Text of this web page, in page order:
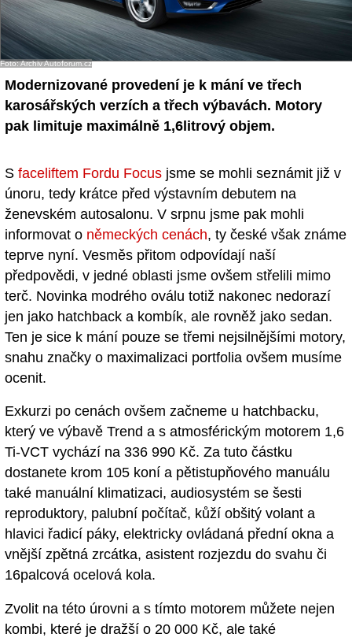
- Ostatní
Diskuzní fórum
Sledujte nás!
Foto: Archiv Autoforum.cz
Modernizované provedení je k mání ve třech
karosářských verzích a třech výbavách. Motory
pak limituje maximálně 1,6litrový objem.
S faceliftem Fordu Focus jsme se mohli seznámit již v
únoru, tedy krátce před výstavním debutem na
ženevském autosalonu. V srpnu jsme pak mohli
informovat o německých cenách, ty české však známe
teprve nyní. Vesměs přitom odpovídají naší
předpovědi, v jedné oblasti jsme ovšem střelili mimo
terč. Novinka modrého oválu totiž nakonec nedorazí
jen jako hatchback a kombík, ale rovněž jako sedan.
Ten je sice k mání pouze se třemi nejsilnějšími motory,
snahu značky o maximalizaci portfolia ovšem musíme
ocenit.
Exkurzi po cenách ovšem začneme u hatchbacku,
který ve výbavě Trend a s atmosférickým motorem 1,6
Ti-VCT vychází na 336 990 Kč. Za tuto částku
dostanete krom 105 koní a pětistupňového manuálu
také manuální klimatizaci, audiosystém se šesti
reproduktory, palubní počítač, kůží obšitý volant a
hlavici řadicí páky, elektricky ovládaná přední okna a
vnější zpětná zrcátka, asistent rozjezdu do svahu či
16palcová ocelová kola.
Zvolit na této úrovni a s tímto motorem můžete nejen
kombi, které je dražší o 20 000 Kč, ale také